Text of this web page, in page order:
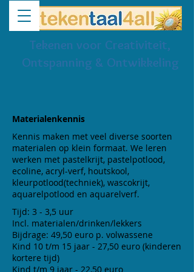
Tekenen voor Creativiteit,
Ontspanning & Ontwikkeling
Materialenkennis
Kennis maken met veel diverse soorten
materialen op klein formaat. We leren
werken met pastelkrijt, pastelpotlood,
ecoline, acryl-verf, houtskool,
kleurpotlood(techniek), wascokrijt,
aquarelpotlood en aquarelverf.
Tijd: 3 - 3,5 uur
Incl. materialen/drinken/lekkers
Bijdrage: 49,50 euro p. volwassene
Kind 10 t/m 15 jaar - 27,50 euro (kinderen
kortere tijd)
Kind t/m 9 jaar - 22,50 euro